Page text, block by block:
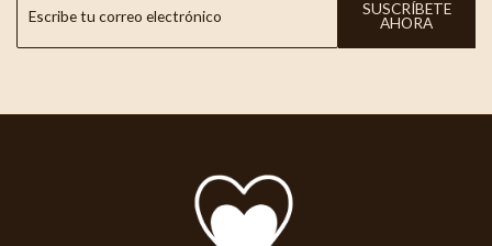
SUSCRÍBETE
AHORA